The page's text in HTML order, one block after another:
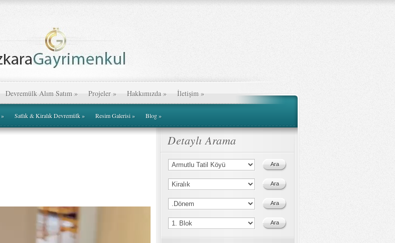
Devremülk Alım Satım » Projeler » Hakkımızda » İletişim »
» Satlık & Kiralık Devremülk» Resim Galerisi» Blog»
Detaylı Arama